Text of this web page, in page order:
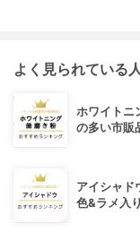
よく見られている
ホワイトニ
の多い市販
アイシャド
色&ラメ入